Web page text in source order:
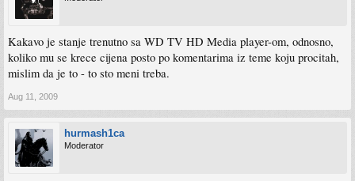
Kakavo je stanje trenutno sa WD TV HD Media player-om, odnosno,
koliko mu se krece cijena posto po komentarima iz teme koju procitah,
mislim da je to - to sto meni treba.
Aug 11, 2009
hurmash1ca
Moderator